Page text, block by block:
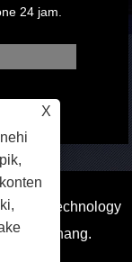
24 jam.
Technology
undhang.
X